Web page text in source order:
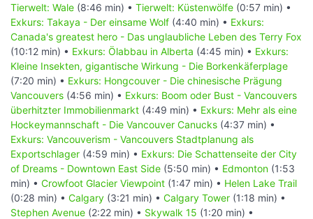
Tierwelt: Wale (8:46 min) • Tierwelt: Küstenwölfe (0:57 min) •
Exkurs: Takaya - Der einsame Wolf (4:40 min) • Exkurs:
Canada's greatest hero - Das unglaubliche Leben des Terry Fox
(10:12 min) • Exkurs: Ölabbau in Alberta (4:45 min) • Exkurs:
Kleine Insekten, gigantische Wirkung - Die Borkenkäferplage
(7:20 min) • Exkurs: Hongcouver - Die chinesische Prägung
Vancouvers (4:56 min) • Exkurs: Boom oder Bust - Vancouvers
überhitzter Immobilienmarkt (4:49 min) • Exkurs: Mehr als eine
Hockeymannschaft - Die Vancouver Canucks (4:37 min) •
Exkurs: Vancouverism - Vancouvers Stadtplanung als
Exportschlager (4:59 min) • Exkurs: Die Schattenseite der City
of Dreams - Downtown East Side (5:50 min) • Edmonton (1:53
min) • Crowfoot Glacier Viewpoint (1:47 min) • Helen Lake Trail
(0:28 min) • Calgary (3:21 min) • Calgary Tower (1:18 min) •
Stephen Avenue (2:22 min) • Skywalk 15 (1:20 min) •